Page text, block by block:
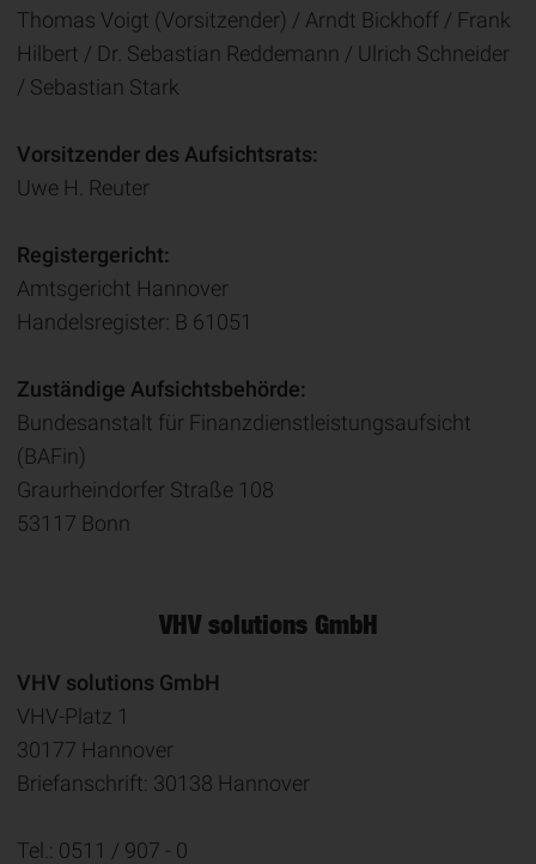
Thomas Voigt (Vorsitzender) / Arndt Bickhoff / Frank
Hilbert / Dr. Sebastian Reddemann / Ulrich Schneider
/ Sebastian Stark
Vorsitzender des Aufsichtsrats:
Uwe H. Reuter
Registergericht:
Amtsgericht Hannover
Handelsregister: B 61051
Zuständige Aufsichtsbehörde:
Bundesanstalt für Finanzdienstleistungsaufsicht
(BAFin)
Graurheindorfer Straße 108
53117 Bonn
VHV solutions GmbH
VHV solutions GmbH
VHV-Platz 1
30177 Hannover
Briefanschrift: 30138 Hannover
Tel.: 0511 / 907 - 0